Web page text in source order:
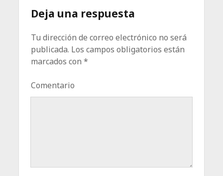
Deja una respuesta
Tu dirección de correo electrónico no será
publicada. Los campos obligatorios están
marcados con*
Comentario